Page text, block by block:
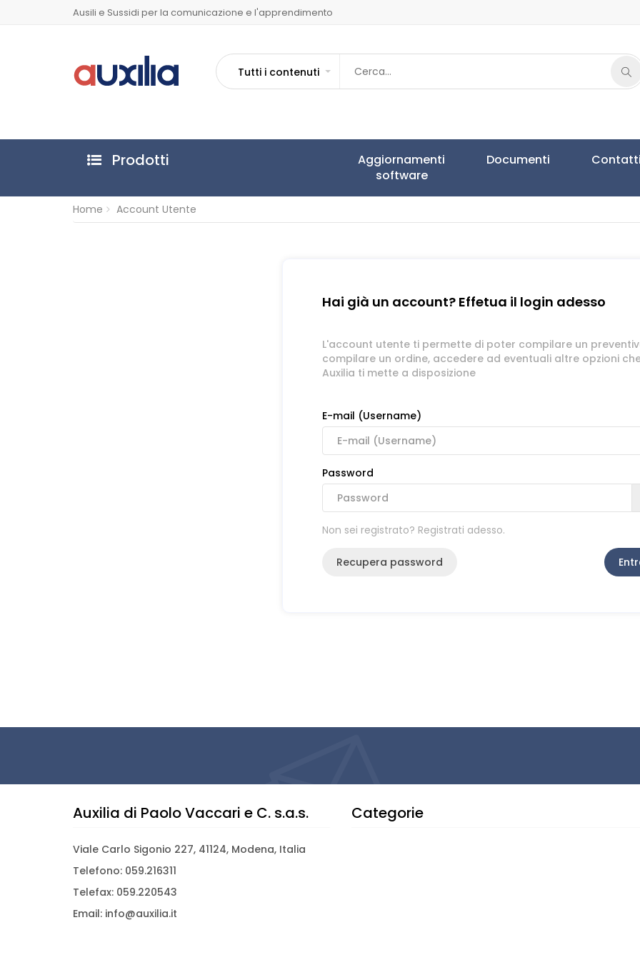
Ausili e Sussidi per la comunicazione e l'apprendimento
Tutti i contenuti
Prodotti
Aggiornamenti
software
Documenti Contatti
Home Account Utente
Hai già un account? Effetua il login adesso
L'account utente ti permette di poter compilare un
compilare un ordine, accedere ad eventuali altre opzioni
Auxilia ti mette a disposizione
E-mail (Username)
Password
Non sei registrato? Registrati adesso.
Recupera password
Auxilia di Paolo Vaccari e C. s.a.s.
Viale Carlo Sigonio 227, 41124, Modena, Italia
Telefono: 059.216311
Telefax: 059.220543
Email: info@auxilia.it
Categorie